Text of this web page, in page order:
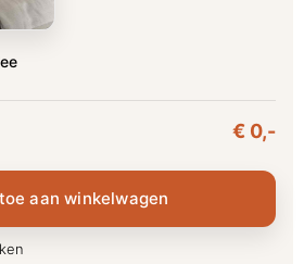
€ 0,-
aan winkelwagen